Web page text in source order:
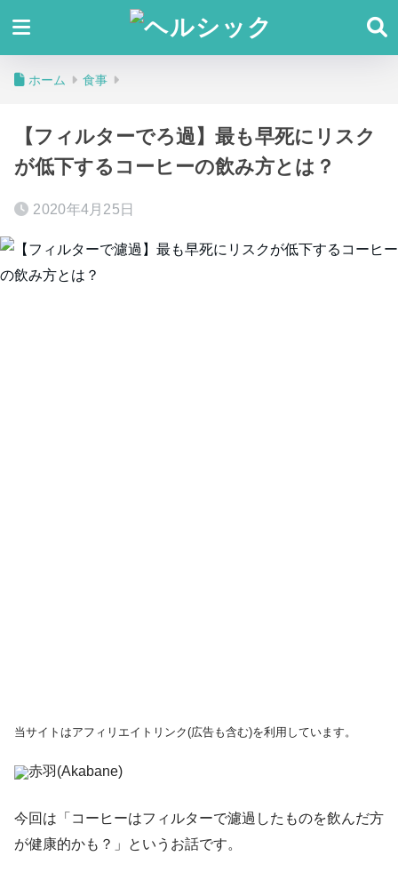
ホーム 食事
【フィルターでろ過】最も早死にリスク
が低下するコーヒーの飲み方とは？
2020年4月25日
当サイトはアフィリエイトリンク(広告も含む)を利用しています。
赤羽(Akabane)
今回は「コーヒーはフィルターで濾過したものを飲んだ方
が健康的かも？」というお話です。